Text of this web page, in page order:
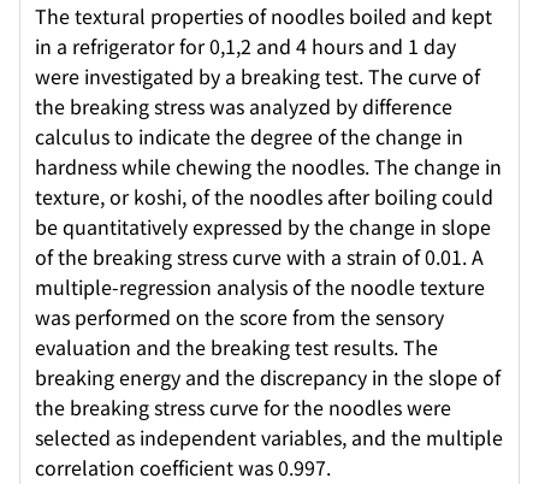
The textural properties of noodles boiled and kept
in a refrigerator for 0,1,2 and 4 hours and 1 day
were investigated by a breaking test. The curve of
the breaking stress was analyzed by difference
calculus to indicate the degree of the change in
hardness while chewing the noodles. The change in
texture, or koshi, of the noodles after boiling could
be quantitatively expressed by the change in slope
of the breaking stress curve with a strain of 0.01. A
multiple-regression analysis of the noodle texture
was performed on the score from the sensory
evaluation and the breaking test results. The
breaking energy and the discrepancy in the slope of
the breaking stress curve for the noodles were
selected as independent variables, and the multiple
correlation coefficient was 0.997.